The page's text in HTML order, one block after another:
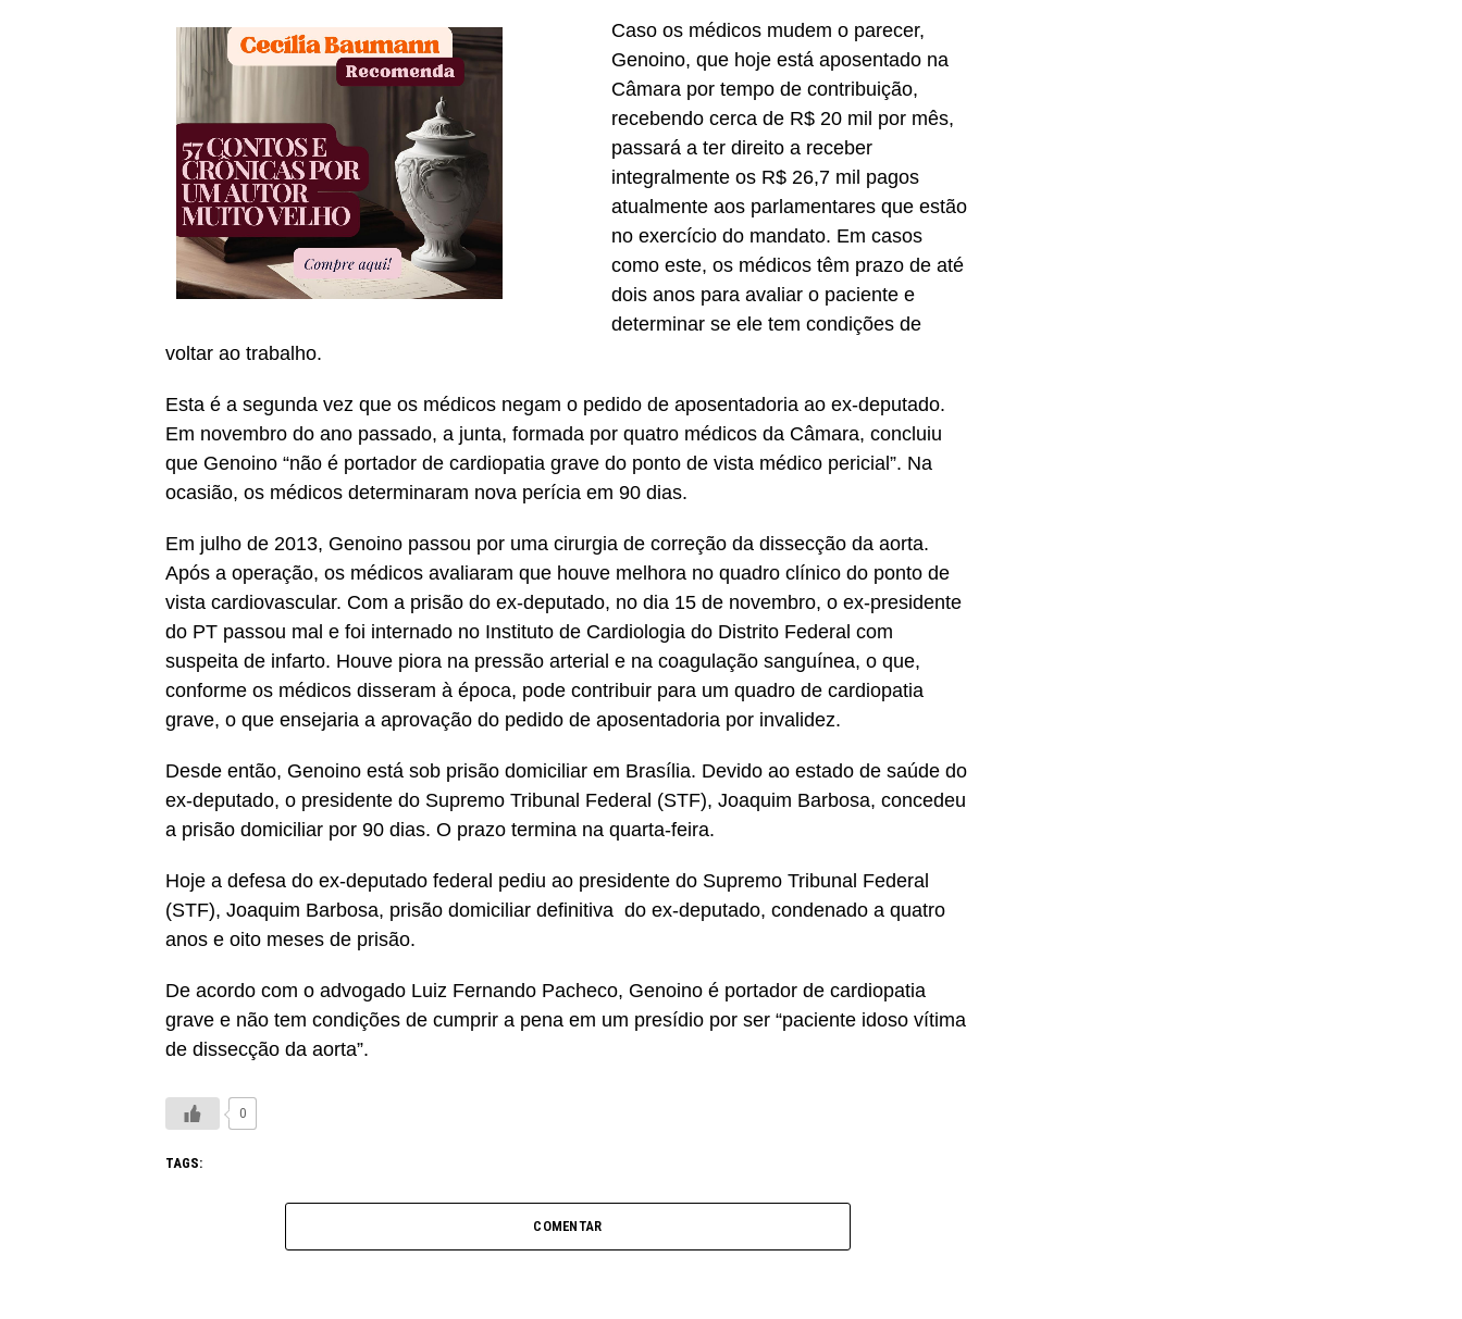
Caso os médicos mudem o parecer,
Genoino, que hoje está aposentado na
Câmara por tempo de contribuição,
recebendo cerca de R$ 20 mil por mês,
passará a ter direito a receber
integralmente os R$ 26,7 mil pagos
atualmente aos parlamentares que estão
no exercício do mandato. Em casos
como este, os médicos têm prazo de até
dois anos para avaliar o paciente e
determinar se ele tem condições de
voltar ao trabalho.
Esta é a segunda vez que os médicos negam o pedido de aposentadoria ao ex-deputado.
Em novembro do ano passado, a junta, formada por quatro médicos da Câmara, concluiu
que Genoino “não é portador de cardiopatia grave do ponto de vista médico pericial”. Na
ocasião, os médicos determinaram nova perícia em 90 dias.
Em julho de 2013, Genoino passou por uma cirurgia de correção da dissecção da aorta.
Após a operação, os médicos avaliaram que houve melhora no quadro clínico do ponto de
vista cardiovascular. Com a prisão do ex-deputado, no dia 15 de novembro, o ex-presidente
do PT passou mal e foi internado no Instituto de Cardiologia do Distrito Federal com
suspeita de infarto. Houve piora na pressão arterial e na coagulação sanguínea, o que,
conforme os médicos disseram à época, pode contribuir para um quadro de cardiopatia
grave, o que ensejaria a aprovação do pedido de aposentadoria por invalidez.
Desde então, Genoino está sob prisão domiciliar em Brasília. Devido ao estado de saúde do
ex-deputado, o presidente do Supremo Tribunal Federal (STF), Joaquim Barbosa, concedeu
a prisão domiciliar por 90 dias. O prazo termina na quarta-feira.
Hoje a defesa do ex-deputado federal pediu ao presidente do Supremo Tribunal Federal
(STF), Joaquim Barbosa, prisão domiciliar definitiva do ex-deputado, condenado a quatro
anos e oito meses de prisão.
De acordo com o advogado Luiz Fernando Pacheco, Genoino é portador de cardiopatia
grave e não tem condições de cumprir a pena em um presídio por ser “paciente idoso vítima
de dissecção da aorta”.
0
TAGS:
COMENTAR